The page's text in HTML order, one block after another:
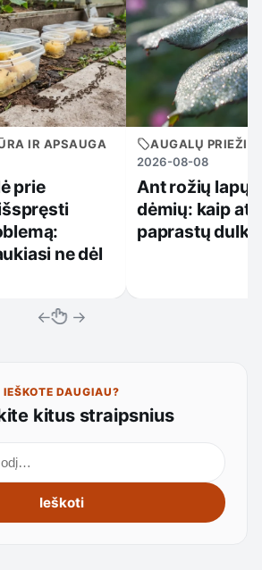
IR APSAUGA
prie
ne dėl
AUGALŲ
2026-08-08
Ant rožių lapų
dėmių: kaip
paprastų
← →
IEŠKOTE DAUGIAU?
kitus straipsnius
Ieškoti